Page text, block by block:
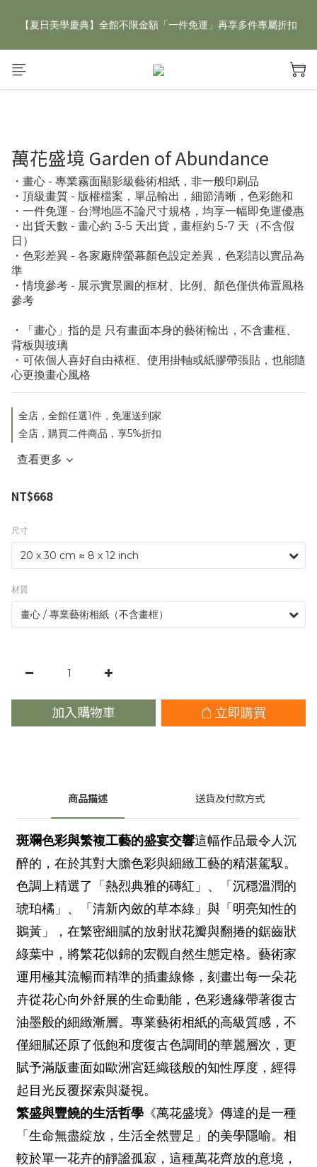
【夏日美學慶典】全館不限金額「一件免運」再享多件專屬折扣
新手好禮 🎁 加 LINE 好友，現領 新朋友專屬見面禮 優惠券！👉
萬花盛境 Garden of Abundance
・畫心 - 專業霧面顯影級藝術相紙，非一般印刷品
・頂級畫質 - 版權檔案，單品輸出，細節清晰，色彩飽和
・一件免運 - 台灣地區不論尺寸規格，均享一幅即免運優惠
・出貨天數 - 畫心約 3-5 天出貨，畫框約 5-7 天（不含假
日）
・色彩差異 - 各家廠牌螢幕顏色設定差異，色彩請以實品為
準
・情境參考 - 展示實景圖的框材、比例、顏色僅供佈置風格
參考
・「畫心」指的是 只有畫面本身的藝術輸出，不含畫框、
背板與玻璃
・可依個人喜好自由裱框、使用掛軸或紙膠帶張貼，也能隨
心更換畫心風格
全店，全館任選1件，免運送到家
全店，購買二件商品，享5%折扣
查看更多
NT$668
尺寸
材質
加入購物車 立即購買
商品描述 送貨及付款方式
斑斕色彩與繁複工藝的盛宴交響這幅作品最令人沉
醉的，在於其對大膽色彩與細緻工藝的精湛駕馭。
色調上精選了「熱烈典雅的磚紅」、「沉穩溫潤的
琥珀橘」、「清新內斂的草本綠」與「明亮知性的
鵝黃」，在繁密細膩的放射狀花瓣與翻捲的鋸齒狀
綠葉中，將繁花似錦的宏觀自然生態定格。藝術家
運用極其流暢而精準的插畫線條，刻畫出每一朵花
卉從花心向外舒展的生命動能，色彩邊緣帶著復古
油墨般的細緻漸層。專業藝術相紙的高級質感，不
僅細膩还原了低飽和度復古色調間的華麗層次，更
賦予滿版畫面如歐洲宮廷織毯般的知性厚度，經得
起目光反覆探索與凝視。
繁盛與豐饒的生活哲學 《萬花盛境》傳達的是一種
「生命無盡綻放，生活全然豐足」的美學隱喻。相
較於單一花卉的靜謐孤寂，這種萬花齊放的意境，